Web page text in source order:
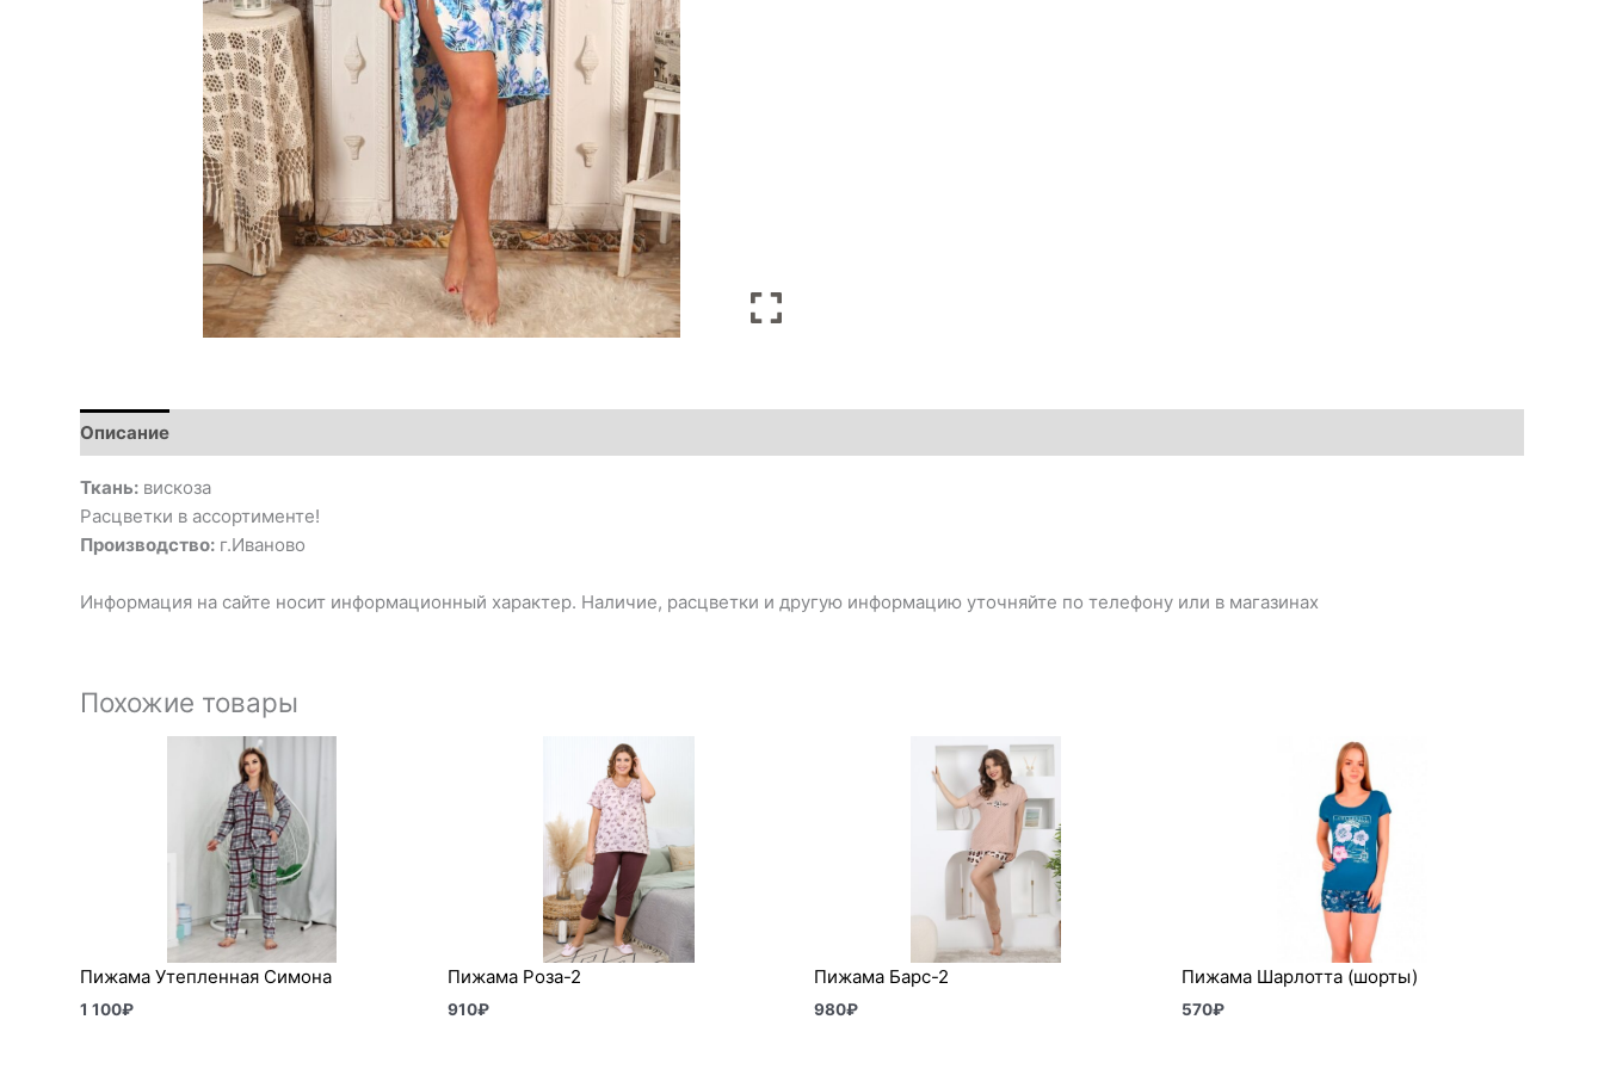
Описание
Ткань: вискоза
Расцветки в ассортименте!
Производство: г.Иваново
Информация на сайте носит информационный характер. Наличие, расцветки и другую информацию уточняйте по телефону или в магазинах
Похожие товары
Пижама Утепленная Симона
1 100₽
Пижама Роза-2
910₽
Пижама Барс-2
980₽
Пижама Шарлотта (шорты)
570₽